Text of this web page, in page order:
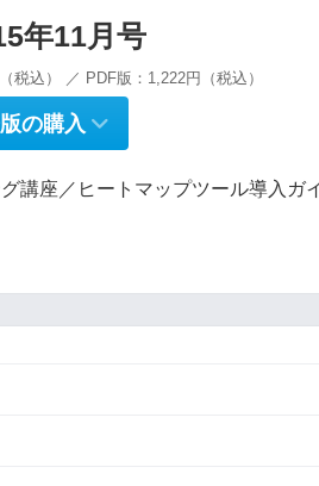
年11月号
税込） ／ PDF版：1,222円（税込）
の購入
講座／ヒートマップツール導入ガ